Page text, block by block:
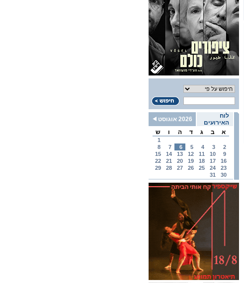
לוח
האירועים
2026 אוגוסט
א
ב ג ד ה ו ש
1
2
3
4
5
6
7
8
9
10
11
12
13
14
15
16
17
18
19
20
21
22
23
24
25
26
27
28
29
30
31